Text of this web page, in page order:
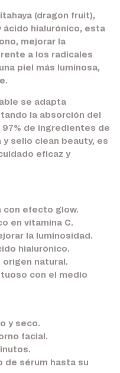
(dragon fruit),
ácido hialurónico, esta
mejorar la
a los radicales
piel más luminosa,
se adapta
la absorción del
97% de ingredientes de
sello clean beauty, es
eficaz y
con efecto glow.
en vitamina C.
la luminosidad.
hialurónico.
origen natural.
con el medio
y seco.
facial.
de sérum hasta su